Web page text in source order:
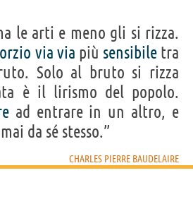
le arti e meno gli si rizza.
via via più sensibiletra
Solo al bruto si rizza
è il lirismo del popolo.
ad entrare in un altro, e
da sé stesso.”
CHARLES PIERRE BAUDELAIRE